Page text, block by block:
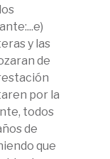
y las
de
por la
todos
de
que